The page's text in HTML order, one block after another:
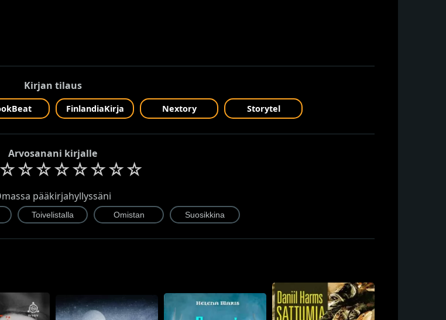
Kirjan tilaus
FinlandiaKirja Nextory Storytel
Arvosanani kirjalle
☆☆☆☆☆☆☆☆
pääkirjahyllyssäni